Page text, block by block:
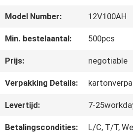
NEEM
Model Number: 12V100AH
Min. bestelaantal: 500pcs
Prijs: negotiable
Verpakking Details:
Levertijd: 7-
Betalingscondities: L/C, T/T,